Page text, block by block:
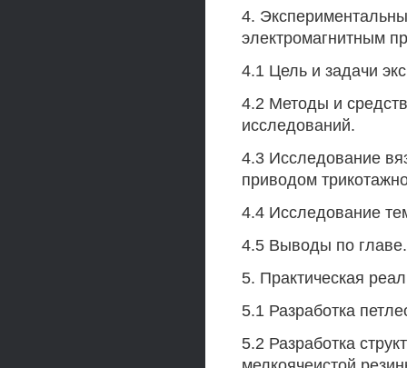
4.
электромагнитным
4.1 Цель и задачи
4.2 Методы и
исследований.
4.3 Исследование
приводом
4.4 Исследование
4.5 Выводы по главе.
5. Практическая
5.1 Разработка
5.2 Разработка